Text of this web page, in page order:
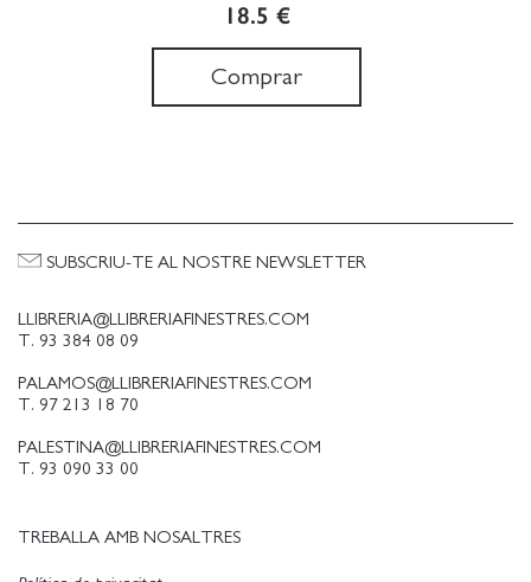
18.5 €
Comprar
LLIBRERIA@LLIBRERIAFINESTRES.COM
T. 93 384 08 09
PALAMOS@LLIBRERIAFINESTRES.COM
T. 97 213 18 70
PALESTINA@LLIBRERIAFINESTRES.COM
T. 93 090 33 00
TREBALLA AMB NOSALTRES
SUBSCRIU-TE AL NOSTRE NEWSLETTER